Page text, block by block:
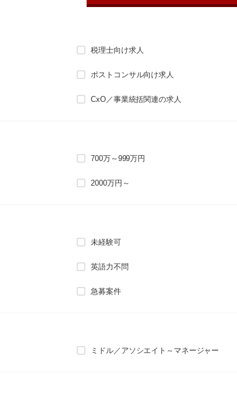
税理士向け求人
ポストコンサル向け求人
CxO／事業統括関連の求人
700万～999万円
2000万円～
未経験可
英語力不問
急募案件
ミドル／アソシエイト～マネージャー